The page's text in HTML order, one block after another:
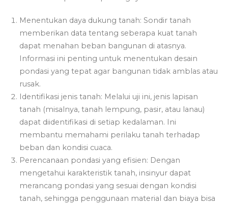
Menentukan daya dukung tanah: Sondir tanah
memberikan data tentang seberapa kuat tanah
dapat menahan beban bangunan di atasnya.
Informasi ini penting untuk menentukan desain
pondasi yang tepat agar bangunan tidak amblas atau
rusak.
Identifikasi jenis tanah: Melalui uji ini, jenis lapisan
tanah (misalnya, tanah lempung, pasir, atau lanau)
dapat diidentifikasi di setiap kedalaman. Ini
membantu memahami perilaku tanah terhadap
beban dan kondisi cuaca.
Perencanaan pondasi yang efisien: Dengan
mengetahui karakteristik tanah, insinyur dapat
merancang pondasi yang sesuai dengan kondisi
tanah, sehingga penggunaan material dan biaya bisa